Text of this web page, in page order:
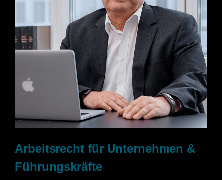
Arbeitsrecht für Unternehmen &
Führungskräfte